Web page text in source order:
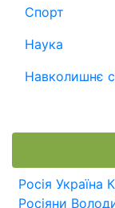
Спорт
Наука
Навколишнє
Росія Україна
Росіяни